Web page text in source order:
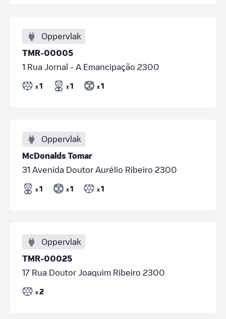
Oppervlak
TMR-00005
1 Rua Jornal - A Emancipação 2300
x 1 x 1 x 1
Oppervlak
McDonalds Tomar
31 Avenida Doutor Aurélio Ribeiro 2300
x 1 x 1 x 1
Oppervlak
TMR-00025
17 Rua Doutor Joaquim Ribeiro 2300
x 2